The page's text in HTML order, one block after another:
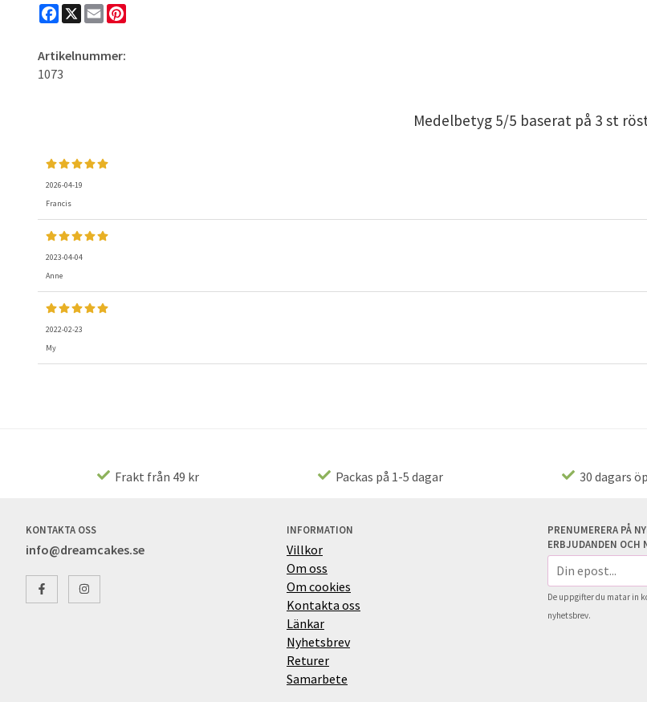
Facebook
X Email
Artikelnummer:
1073
Medelbetyg 5/5 baserat på 3 st
2026-04-19
Francis
2023-04-04
Anne
2022-02-23
My
Frakt från 49 kr Packas på 1-5 dagar 30 dagars
KONTAKTA OSS
info@dreamcakes.se
INFORMATION
Villkor
Om oss
Om cookies
Kontakta oss
Länkar
Nyhetsbrev
Returer
Samarbete
PRENUMERERA PÅ
ERBJUDANDEN OCH
E-
postadress
De uppgifter du matar in
nyhetsbrev.